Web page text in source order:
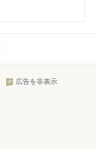
広告を非表示